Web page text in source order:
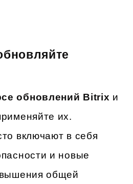
обновлений Bitrix и
их.
включают в себя
и новые
общей